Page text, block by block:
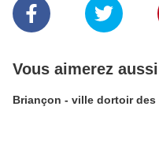
Vous aimerez aussi
Briançon - ville dortoir des